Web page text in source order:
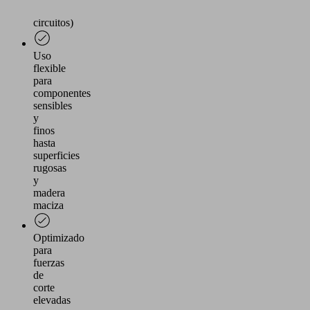
circuitos)
Uso
flexible
para
componentes
sensibles
y
finos
hasta
superficies
rugosas
y
madera
maciza
Optimizado
para
fuerzas
de
corte
elevadas